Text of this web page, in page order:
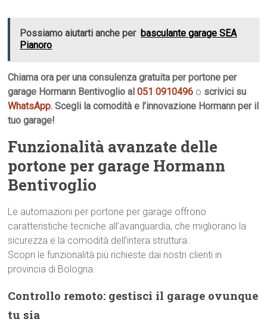
Possiamo aiutarti anche per basculante garage SEA
Pianoro
Chiama ora per una consulenza gratuita per portone per
garage Hormann Bentivoglio al051 0910496 o scrivici su
WhatsApp. Scegli la comodità e l’innovazione Hormann per il
tuo garage!
Funzionalità avanzate delle
portone per garage Hormann
Bentivoglio
Le automazioni per portone per garage offrono
caratteristiche tecniche all’avanguardia, che migliorano la
sicurezza e la comodità dell’intera struttura.
Scopri le funzionalità più richieste dai nostri clienti in
provincia di Bologna.
Controllo remoto: gestisci il garage ovunque
tu sia